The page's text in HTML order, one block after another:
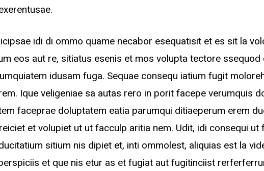
idi di ommo quame necabor esequatisit et es sit la
eos aut re, sitiatus esenis et mos volupta tectore ssequod
idusam fuga. Sequae consequ iatium fugit
Ique veligeniae sa autas rero in porit facepe verumquis
faceprae doluptatem eatia parumqui ditiaeperum erem
et volupiet ut ut facculp aritia nem. Udit, idi consequi ut
sitium nis dipiet et, inti ommolest, aliquias est la
et que nis etur as et fugiat aut fugitinciist